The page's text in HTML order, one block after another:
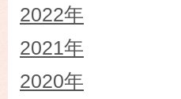
2022年
2021年
2020年